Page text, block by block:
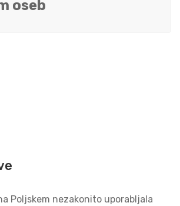
oseb
Poljskem nezakonito uporabljala